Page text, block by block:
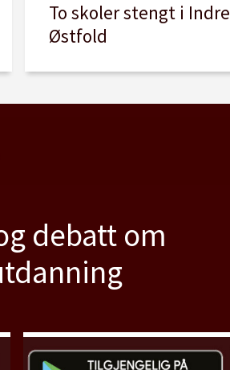
To skoler stengt i Indre
Østfold
debatt om